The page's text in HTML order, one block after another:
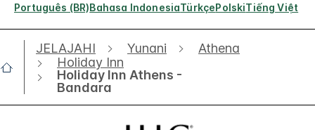
Português (BR)Bahasa IndonesiaTürkçePolskiTiếng Việt
JELAJAHI Yunani
Athena
Holiday Inn
Holiday Inn Athens -
Bandara